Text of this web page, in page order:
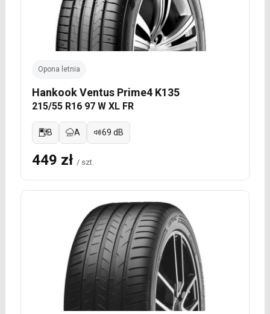
Opona letnia
Hankook Ventus Prime4 K135
215/55 R16 97 W XL FR
B A 69 dB
449 zł / szt.